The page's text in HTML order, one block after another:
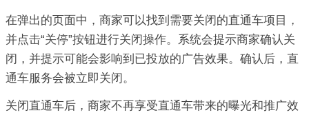
在弹出的页面中，商家可以找到需要关闭的直通车项目，
并点击“关停”按钮进行关闭操作。系统会提示商家确认关
闭，并提示可能会影响到已投放的广告效果。确认后，直
通车服务会被立即关闭。
关闭直通车后，商家不再享受直通车带来的曝光和推广效